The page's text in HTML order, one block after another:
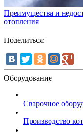
Преимущества и
отопления
Поделиться:
Оборудование
Сварочное
Производство